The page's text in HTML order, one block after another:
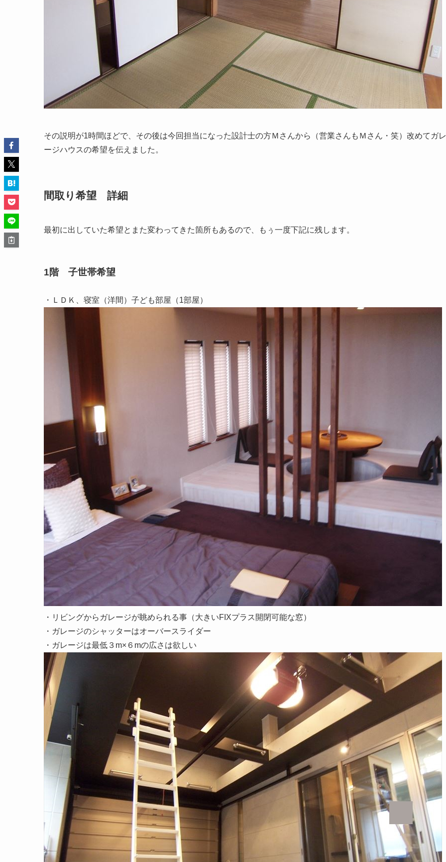
その説明が1時間ほどで、その後は今回担当になった設計士の方Ｍさんから（営業さんもＭさん・笑）改めてガレ
ージハウスの希望を伝えました。
間取り希望 詳細
最初に出していた希望とまた変わってきた箇所もあるので、もぅ一度下記に残します。
1階 子世帯希望
・ＬＤＫ、寝室（洋間）子ども部屋（1部屋）
・リビングからガレージが眺められる事（大きいFIXプラス開閉可能な窓）
・ガレージのシャッターはオーバースライダー
・ガレージは最低３m×６mの広さは欲しい